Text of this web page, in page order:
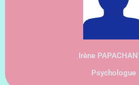
Irène
Psychologue